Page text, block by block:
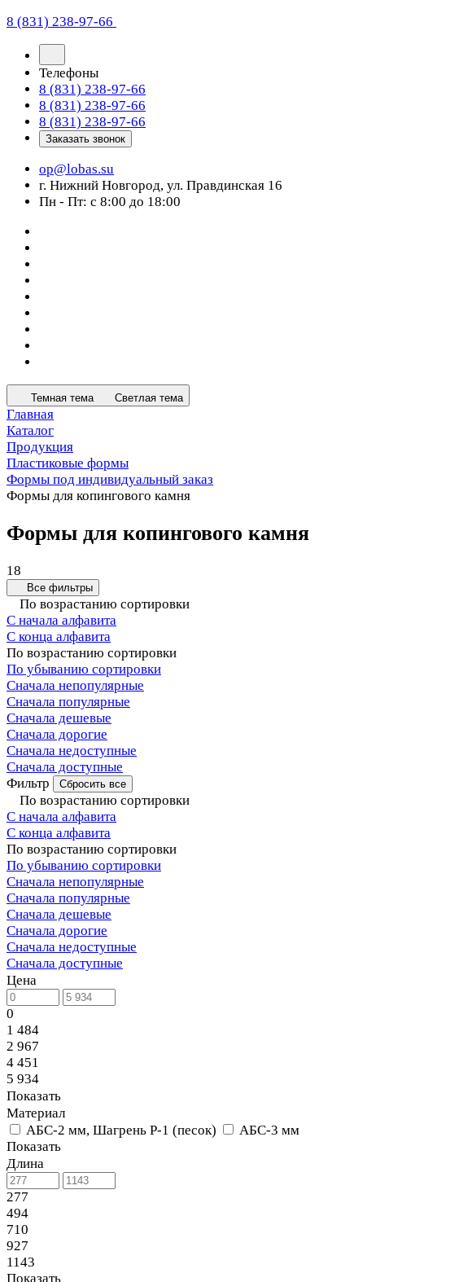
8 (831) 238-97-66
Телефоны
8 (831) 238-97-66
8 (831) 238-97-66
8 (831) 238-97-66
Заказать звонок
op@lobas.su
г. Нижний Новгород, ул. Правдинская 16
Пн - Пт: с 8:00 до 18:00
Темная тема Светлая тема
Главная
Каталог
Продукция
Пластиковые формы
Формы под индивидуальный заказ
Формы для копингового камня
Формы для копингового камня
18
Все фильтры
По возрастанию сортировки
С начала алфавита
С конца алфавита
По возрастанию сортировки
По убыванию сортировки
Сначала непопулярные
Сначала популярные
Сначала дешевые
Сначала дорогие
Сначала недоступные
Сначала доступные
Фильтр
Сбросить все
По возрастанию сортировки
С начала алфавита
С конца алфавита
По возрастанию сортировки
По убыванию сортировки
Сначала непопулярные
Сначала популярные
Сначала дешевые
Сначала дорогие
Сначала недоступные
Сначала доступные
Цена
0
1 484
2 967
4 451
5 934
Показать
Материал
АБС-2 мм, Шагрень Р-1 (песок)
АБС-3 мм
Показать
Длина
277
494
710
927
1143
Показать